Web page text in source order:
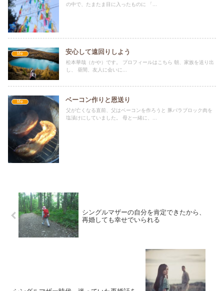
の中で、たまたま目に入ったものに 「...
life 安心して遠回りしよう
松本華哉（かや）です。 プロフィールはこちら 朝、家族を送り出
し、 昼間、友人に会いに...
life ベーコン作りと恩送り
父が亡くなる直前、父はベーコンを作ろうと 豚バラブロック肉を
塩漬けにしていました。 母と一緒に、...
シングルマザーの自分を肯定できたから、
再婚しても幸せでいられる